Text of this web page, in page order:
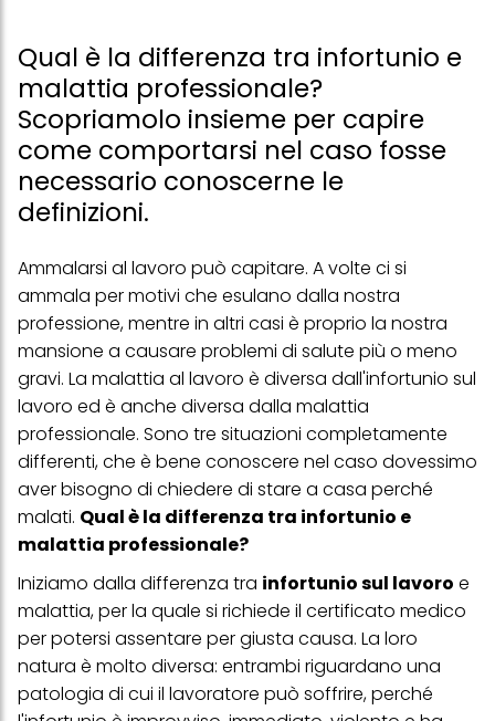
Qual è la differenza tra infortunio e
malattia professionale?
Scopriamolo insieme per capire
come comportarsi nel caso fosse
necessario conoscerne le
definizioni.
Ammalarsi al lavoro può capitare. A volte ci si
ammala per motivi che esulano dalla nostra
professione, mentre in altri casi è proprio la nostra
mansione a causare problemi di salute più o meno
gravi. La malattia al lavoro è diversa dall'infortunio sul
lavoro ed è anche diversa dalla malattia
professionale. Sono tre situazioni completamente
differenti, che è bene conoscere nel caso dovessimo
aver bisogno di chiedere di stare a casa perché
malati. Qual è la differenza tra infortunio e
malattia professionale?
Iniziamo dalla differenza tra infortunio sul lavoro e
malattia, per la quale si richiede il certificato medico
per potersi assentare per giusta causa. La loro
natura è molto diversa: entrambi riguardano una
patologia di cui il lavoratore può soffrire, perché